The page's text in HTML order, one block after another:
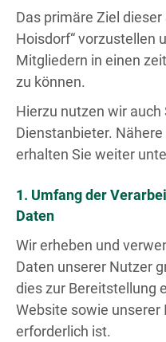
Das primäre Ziel dieser
Hoisdorf“ vorzustellen
Mitgliedern in einen
zu können.
Hierzu nutzen wir
Dienstanbieter.
erhalten Sie weiter
1. Umfang der
Daten
Wir erheben und
Daten unserer Nutzer
dies zur Bereitstellung
Website sowie
erforderlich ist.